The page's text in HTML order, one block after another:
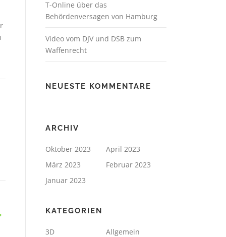
T-Online über das
Behördenversagen von Hamburg
Video vom DJV und DSB zum
Waffenrecht
NEUESTE KOMMENTARE
ARCHIV
Oktober 2023
April 2023
März 2023
Februar 2023
Januar 2023
KATEGORIEN
3D
Allgemein